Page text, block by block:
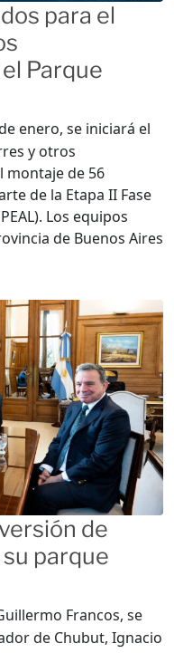
para el
Parque
enero, se iniciará el
y otros
montaje de 56
de la Etapa II Fase
Los equipos
de Buenos Aires
de
parque
Francos, se
de Chubut, Ignacio